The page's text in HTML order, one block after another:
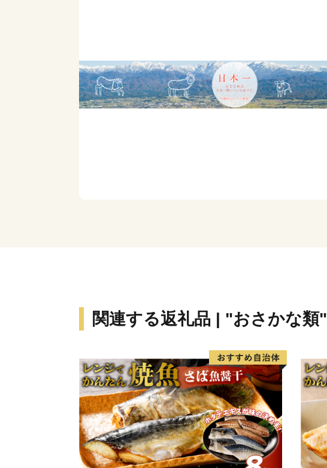
関連する返礼品 | "おさかな類"